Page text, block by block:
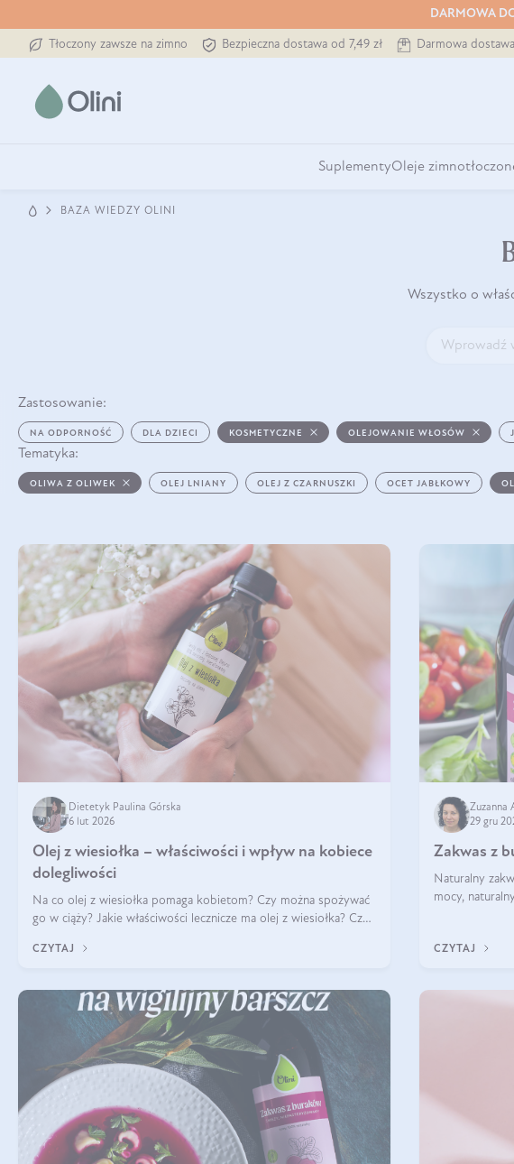
DARMOWA
Tłoczony zawsze na zimno Bezpieczna dostawa od 7,49 zł Darmowa
SuplementyOleje
BAZA WIEDZY OLINI
Wszystko o
Zastosowanie:
NA ODPORNOŚĆ DLA DZIECI KOSMETYCZNE OLEJOWANIE WŁOSÓW
Tematyka:
OLIWA Z OLIWEK OLEJ LNIANY OLEJ Z CZARNUSZKI OCET JABŁKOWY
Dietetyk Paulina Górska
6 lut 2026
Olej z wiesiołka – właściwości i wpływ na kobiece
dolegliwości
Na co olej z wiesiołka pomaga kobietom? Czy można spożywać
go w ciąży? Jakie właściwości lecznicze ma olej z wiesiołka? Czy
efekty? Jaka jes
CZYTAJ
Zuzanna
29 gru
Zakwas z
Naturalny
mocy,
CZYTAJ